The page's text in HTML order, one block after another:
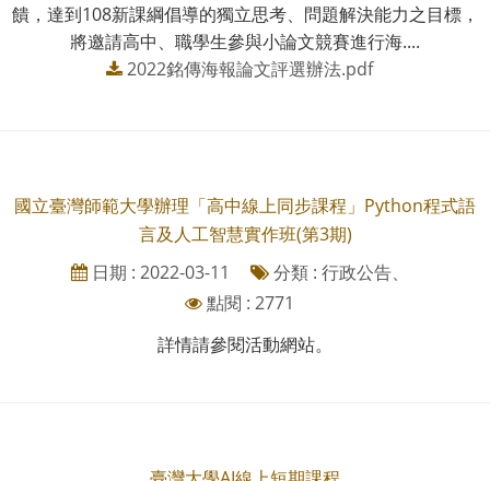
饋，達到108新課綱倡導的獨立思考、問題解決能力之目標，
將邀請高中、職學生參與小論文競賽進行海....
2022銘傳海報論文評選辦法.pdf
國立臺灣師範大學辦理「高中線上同步課程」Python程式語
言及人工智慧實作班(第3期)
日期 : 2022-03-11
分類 : 行政公告、
點閱 : 2771
詳情請參閱活動網站。